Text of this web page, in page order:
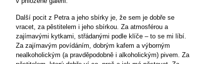
Další pocit z Petra a jeho sbírky je, že sem je dobře se
vracet, za pěstitelem i jeho sbírkou. Za atmosférou a
zajímavými kytkami, střádanými podle klíče – to se mi líbí.
Za zajímavým povídáním, dobrým kafem a výborným
nealkoholickým (a pravděpodobně i alkoholickým) pivem. Za